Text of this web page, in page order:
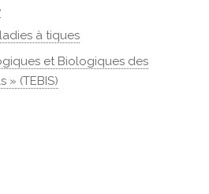
à tiques
et Biologiques des
» (TEBIS)